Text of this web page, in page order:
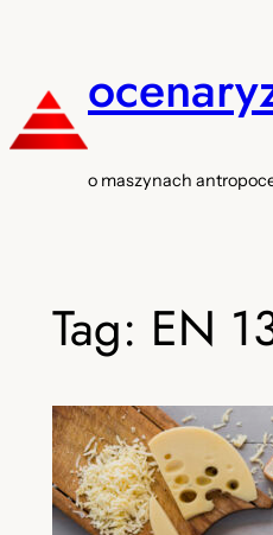
treści
o maszynach
Tag: EN